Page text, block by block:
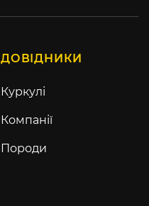
ДОВІДНИКИ
Куркулі
Компанії
Породи